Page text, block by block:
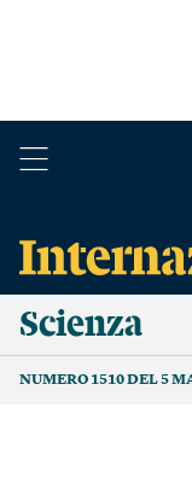
Scienza
NUMERO 1510 DEL 5